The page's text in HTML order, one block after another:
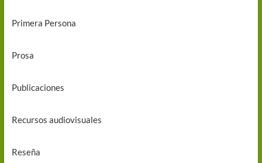
Primera Persona
Prosa
Publicaciones
Recursos audiovisuales
Reseña